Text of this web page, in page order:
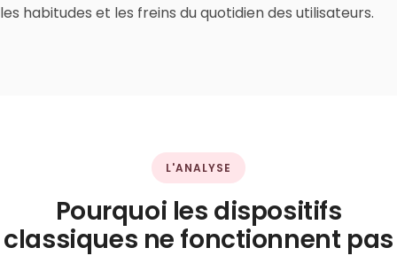
les habitudes et les freins du quotidien des utilisateurs.
L'ANALYSE
Pourquoi les dispositifs
classiques ne fonctionnent pas